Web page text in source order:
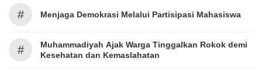
# Menjaga Demokrasi Melalui Partisipasi Mahasiswa
#
Muhammadiyah Ajak Warga Tinggalkan Rokok demi
Kesehatan dan Kemaslahatan